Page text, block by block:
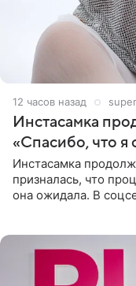
12 часов назад
Инстасамка
«Спасибо, что я
Инстасамка
призналась, что
она ожидала. В